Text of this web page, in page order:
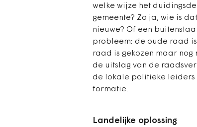
welke wijze het
gemeente? Zo ja, wie is
nieuwe? Of een
probleem: de oude raad
raad is gekozen maar
de uitslag van de
de lokale politieke leiders
formatie.
Landelijke oplossing